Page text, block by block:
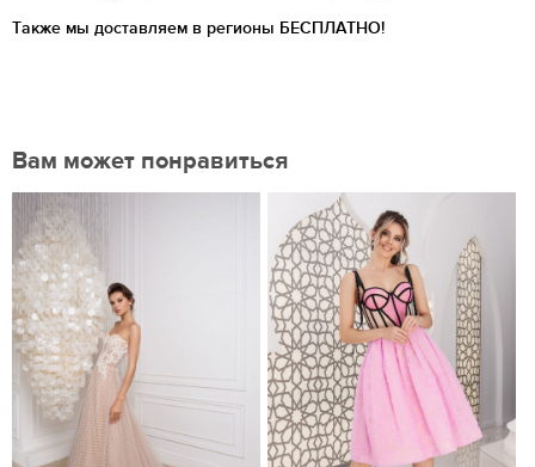
Также мы доставляем в регионы БЕСПЛАТНО!
Вам может понравиться
Нравится